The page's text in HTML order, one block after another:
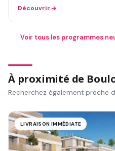
Découvrir
Voir tous les programmes
À proximité de
Recherchez également proche
LIVRAISON IMMÉDIATE